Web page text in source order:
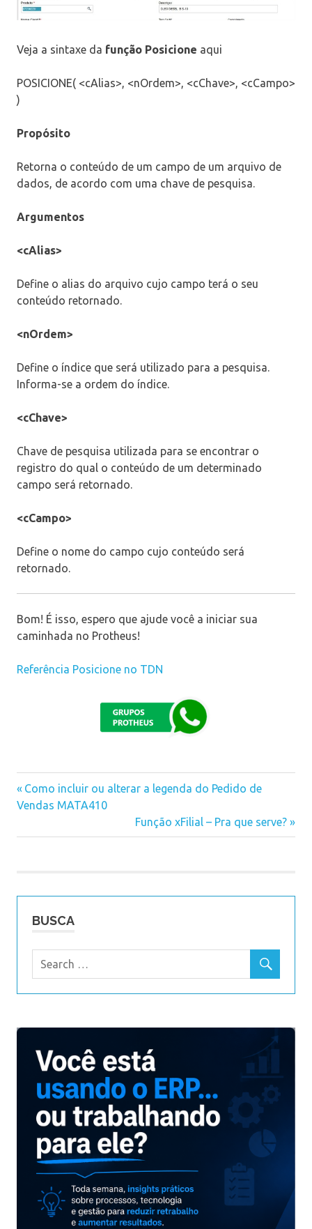
Veja a sintaxe da função Posicione aqui
POSICIONE( <cAlias>, <nOrdem>, <cChave>, <cCampo>
)
Propósito
Retorna o conteúdo de um campo de um arquivo de
dados, de acordo com uma chave de pesquisa.
Argumentos
<cAlias>
Define o alias do arquivo cujo campo terá o seu
conteúdo retornado.
<nOrdem>
Define o índice que será utilizado para a pesquisa.
Informa-se a ordem do índice.
<cChave>
Chave de pesquisa utilizada para se encontrar o
registro do qual o conteúdo de um determinado
campo será retornado.
<cCampo>
Define o nome do campo cujo conteúdo será
retornado.
Bom! É isso, espero que ajude você a iniciar sua
caminhada no Protheus!
Referência Posicione no TDN
inicializador
padrão
Navegação
Previous
Post:
Como incluir ou alterar a legenda do Pedido de
Vendas MATA410
Next
Post:
Função xFilial – Pra que serve?
BUSCA